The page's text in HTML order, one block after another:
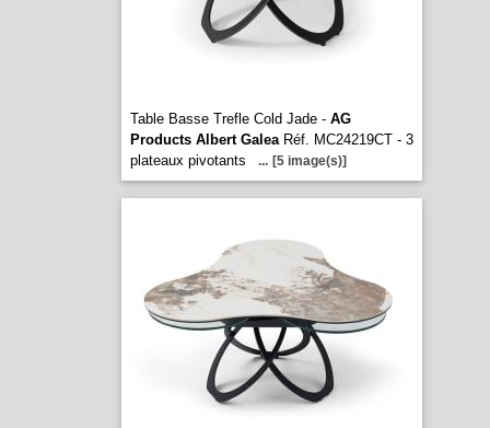
Table Basse Trefle Cold Jade - AG
Products Albert GaleaRéf. MC24219CT - 3
plateaux pivotants
... [5 image(s)]